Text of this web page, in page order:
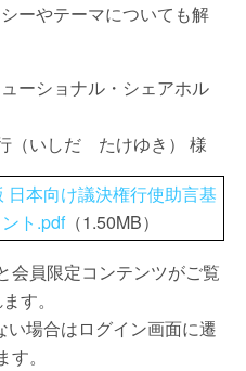
ーやテーマについても解
ーショナル・シェアホル
しだ たけゆき） 様
日本向け議決権行使助言基
ト.pdf（1.50MB）
会員限定コンテンツがご覧
す。
場合はログイン画面に遷
す。